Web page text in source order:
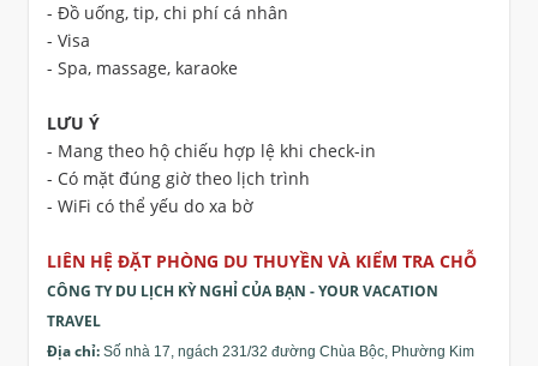
- Đồ uống, tip, chi phí cá nhân
- Visa
- Spa, massage, karaoke
LƯU Ý
- Mang theo hộ chiếu hợp lệ khi check-in
- Có mặt đúng giờ theo lịch trình
- WiFi có thể yếu do xa bờ
LIÊN HỆ ĐẶT PHÒNG DU THUYỀN VÀ KIỂM TRA CHỖ
CÔNG TY DU LỊCH KỲ NGHỈ CỦA BẠN - YOUR VACATION
TRAVEL
Địa chỉ: Số nhà 17, ngách 231/32 đường Chùa Bộc, Phường Kim